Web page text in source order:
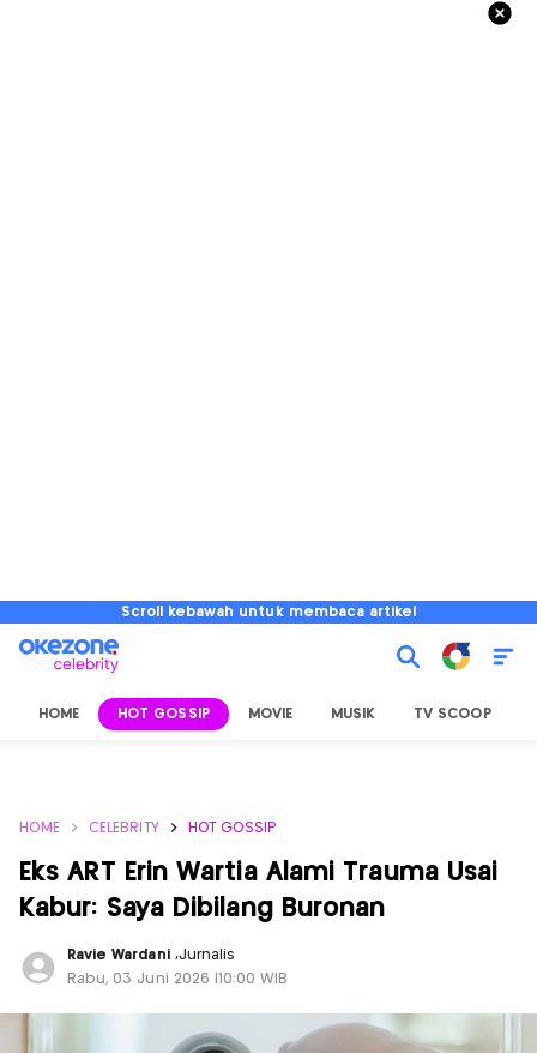
Scroll kebawah untuk membaca artikel
HOME HOT GOSSIP MOVIE MUSIK TV SCOOP
HOME CELEBRITY HOT GOSSIP
Eks ART Erin Wartia Alami Trauma Usai
Kabur: Saya Dibilang Buronan
Ravie Wardani ,Jurnalis
Rabu, 03 Juni 2026 |10:00 WIB